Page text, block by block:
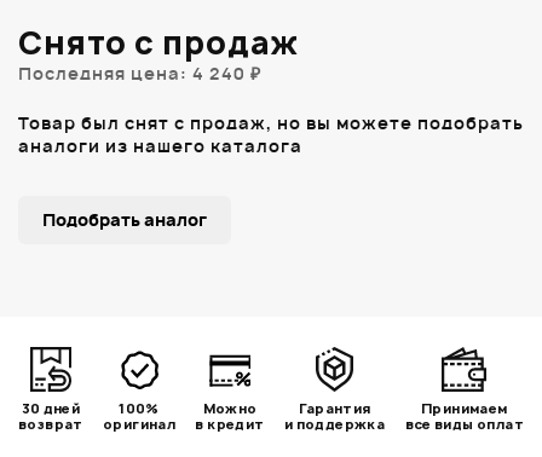
Снято с продаж
Последняя цена: 4 240 ₽
Товар был снят с продаж, но вы можете подобрать
аналоги из нашего каталога
Подобрать аналог
30 дней
возврат
100%
оригинал
Можно
в кредит
Гарантия
и поддержка
Принимаем
все виды оплат